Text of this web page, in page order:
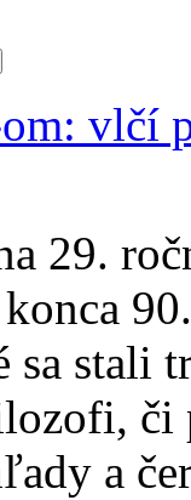
vlčí
29.
sa stali
či
a